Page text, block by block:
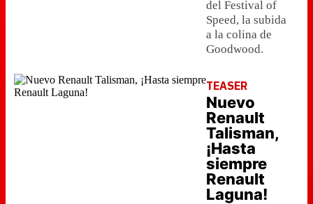
del Festival of
Speed, la subida
a la colina de
Goodwood.
TEASER
Nuevo
Renault
Talisman,
¡Hasta
siempre
Renault
Laguna!